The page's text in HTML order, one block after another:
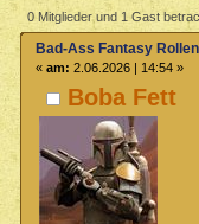
welches? (Gelesen 2194
0 Mitglieder und 1 Gast
Boba Fett
Bad-Ass Fantasy
« am: 2.06.2026 | 14:54 »